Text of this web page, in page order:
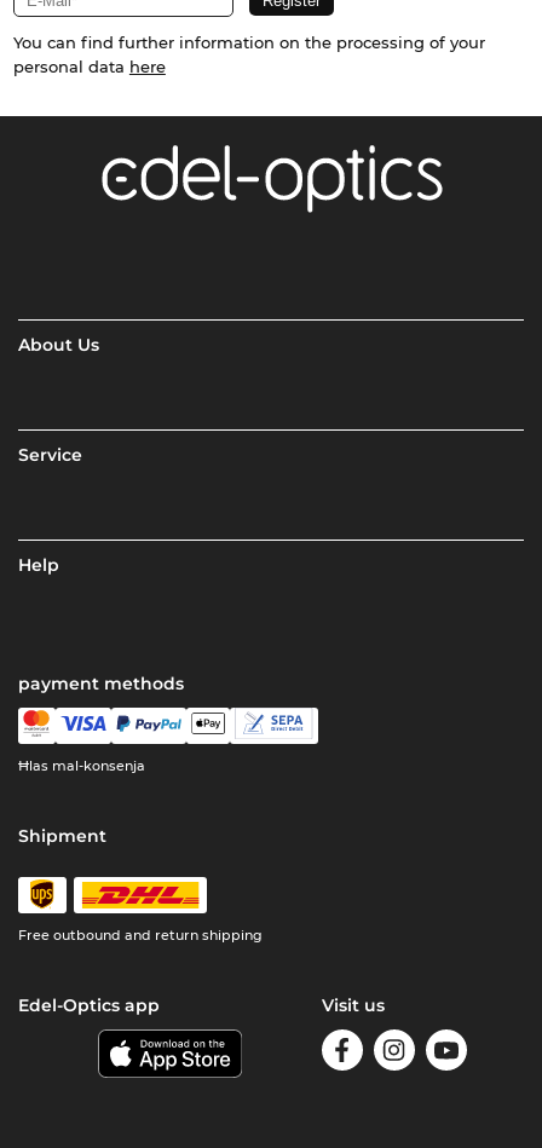
You can find further information on the processing of your
personal data here
About Us
Service
Help
payment methods
Ħlas mal-konsenja
Shipment
Free outbound and return shipping
Edel-Optics app Visit us